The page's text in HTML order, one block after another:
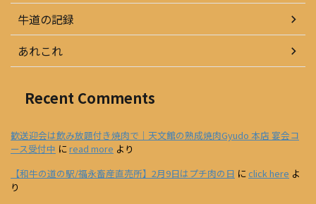
牛道の記録
あれこれ
Recent Comments
歓送迎会は飲み放題付き焼肉で｜天文館の熟成焼肉Gyudo 本店 宴会コ
ース受付中 にread more より
【和牛の道の駅/福永畜産直売所】2月9日はプチ肉の日 にclick here よ
り